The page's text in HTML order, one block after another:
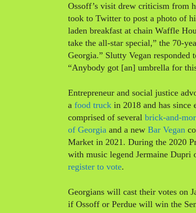
Ossoff’s visit drew criticism from
took to Twitter to post a photo of
laden breakfast at chain Waffle
take the all-star special,” the 70-
Georgia.” Slutty Vegan responded
“Anybody got [an] umbrella for
Entrepreneur and social justice
a food truck in 2018 and has since
comprised of several brick-and-
of Georgia and a new Bar Vegan
Market in 2021. During the 2020
with music legend Jermaine Dupri
register to vote.
Georgians will cast their votes on
if Ossoff or Perdue will win the